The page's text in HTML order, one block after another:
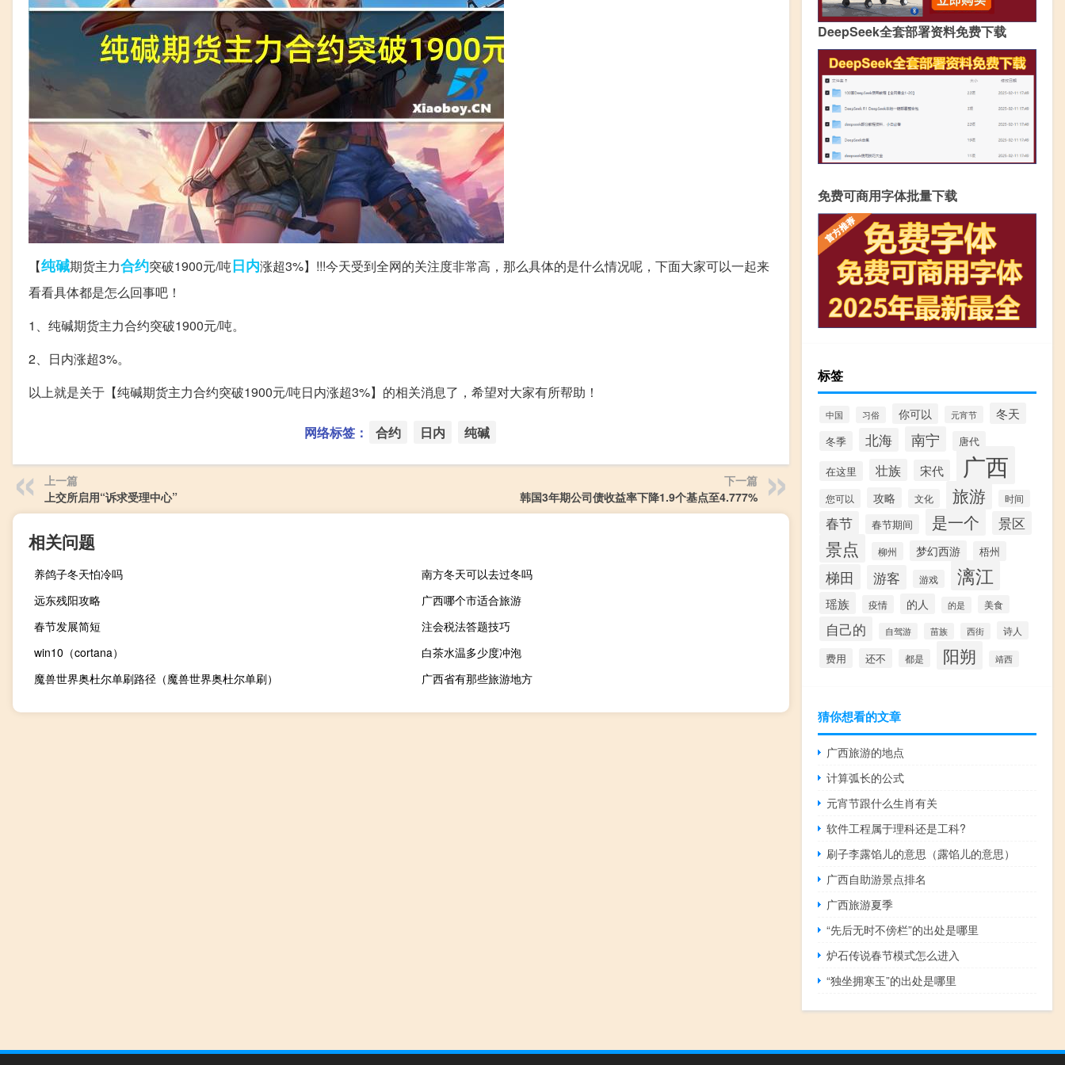
【纯碱期货主力合约突破1900元/吨日内涨超3%】!!!今天受到全网的关注度非常高，那么具体的是什么情况呢，下面大家可以一起来
看看具体都是怎么回事吧！
1、纯碱期货主力合约突破1900元/吨。
2、日内涨超3%。
以上就是关于【纯碱期货主力合约突破1900元/吨日内涨超3%】的相关消息了，希望对大家有所帮助！
网络标签： 合约 日内 纯碱
上一篇
上交所启用“诉求受理中心”
下一篇
韩国3年期公司债收益率下降1.9个基点至4.777%
相关问题
养鸽子冬天怕冷吗
南方冬天可以去过冬吗
远东残阳攻略
广西哪个市适合旅游
春节发展简短
注会税法答题技巧
win10（cortana）
白茶水温多少度冲泡
魔兽世界奥杜尔单刷路径（魔兽世界奥杜尔单刷）
广西省有那些旅游地方
DeepSeek全套部署资料免费下载
免费可商用字体批量下载
标签
中国 习俗 你可以 元宵节 冬天
冬季 北海 南宁
唐代
在这里
壮族 宋代 广西
您可以 攻略 文化 旅游 时间
春节 春节期间 是一个 景区
景点 柳州 梦幻西游 梧州
梯田 游客 游戏 漓江
瑶族 疫情 的人 的是 美食
自己的 自驾游 苗族 西街 诗人
费用 还不 都是 阳朔 靖西
猜你想看的文章
广西旅游的地点
计算弧长的公式
元宵节跟什么生肖有关
软件工程属于理科还是工科?
刷子李露馅儿的意思（露馅儿的意思）
广西自助游景点排名
广西旅游夏季
“先后无时不傍栏”的出处是哪里
炉石传说春节模式怎么进入
“独坐拥寒玉”的出处是哪里